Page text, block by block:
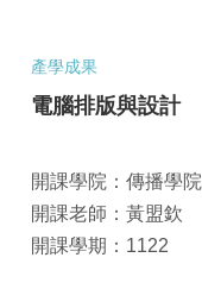
產學成果
電腦排版與設計
開課學院：傳播學院
開課老師：黃盟欽
開課學期：1122